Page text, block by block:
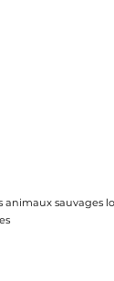
sauvages